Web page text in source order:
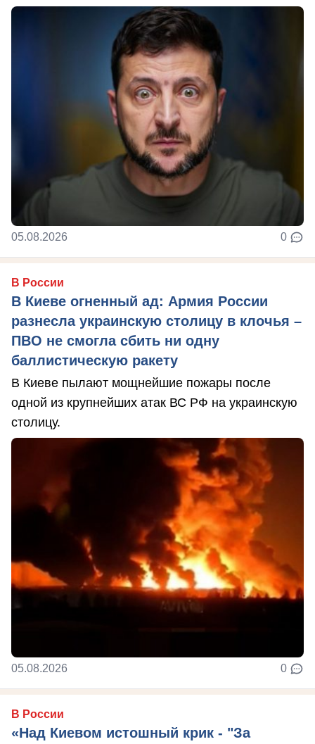
05.08.2026 0
В России
В Киеве огненный ад: Армия России
разнесла украинскую столицу в клочья –
ПВО не смогла сбить ни одну
баллистическую ракету
В Киеве пылают мощнейшие пожары после
одной из крупнейших атак ВС РФ на украинскую
столицу.
05.08.2026 0
В России
«Над Киевом истошный крик - "За